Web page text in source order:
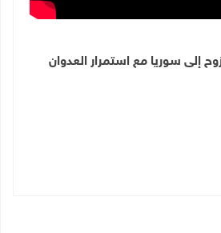
إلى سوريا مع استمرار العدوان